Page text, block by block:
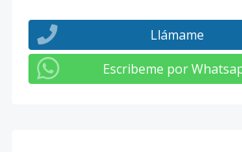
Llámame
Escribeme por